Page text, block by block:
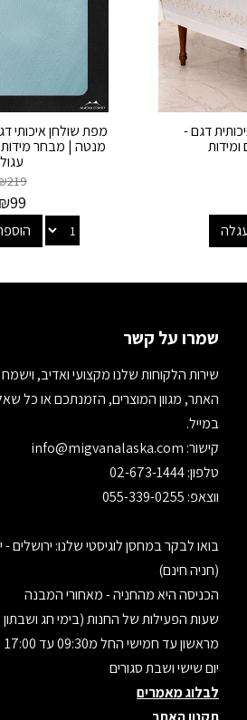
דגם -
מפת שולחן איכותי
עגול
219
₪99
שמרו על קשר
שירות הלקוחות שלנו מקצועי ואדיב,
האתר, מגוון המוצרים, הזמנתכם או כל
במייל.
קישור:
טלפון: 02-673-1444
ווצאפ: 055-339-0255
(חניה חינם)
הכניסה היא מהחניה - מאחורי המבנה
שעות הפעילות של החנות (בימי חג
מראשון עד חמישי החל מ09:30 עד 17:00
יום שישי ושבת סגורים
לבלוג מאמרים